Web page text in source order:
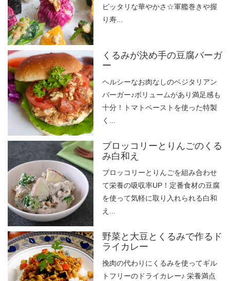
ピッタリな華やかさ☆軍艦巻きや握
り寿...
くるみが決め手の豆腐バーガ
ー
ヘルシーなお肉なしのベジタリアン
バーガー♪ボリュームがあり満足感も
十分！トマトペーストを使った特製
く...
ブロッコリーとりんごのくる
み白和え
ブロッコリーとりんごを組み合わせ
て栄養の吸収率UP！定番食材の豆腐
を使って気軽に取り入れられる白和
え...
野菜と大豆とくるみで作るド
ライカレー
挽肉の代わりにくるみを使ってギル
トフリーのドライカレー♪ 栄養満点